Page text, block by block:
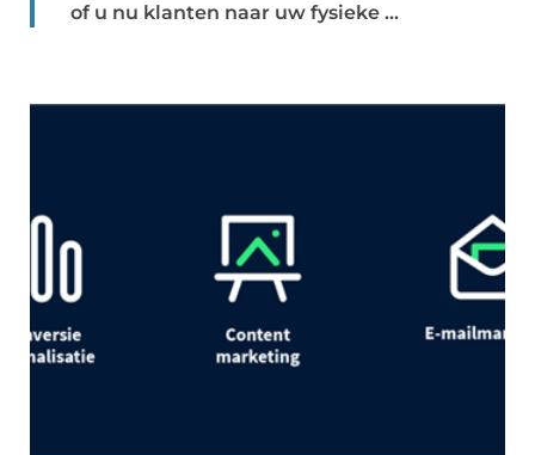
of u nu klanten naar uw fysieke ...